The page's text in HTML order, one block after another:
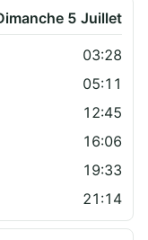
5 Juillet
03:28
05:11
12:45
16:06
19:33
21:14